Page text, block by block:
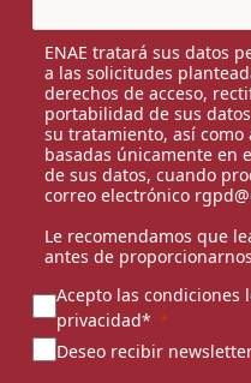
ENAE tratará sus datos
a las solicitudes
derechos de acceso,
portabilidad de sus
su tratamiento, así como
basadas únicamente en
de sus datos, cuando
correo electrónico
Le recomendamos que
antes de
Acepto las condiciones
privacidad*
Deseo recibir